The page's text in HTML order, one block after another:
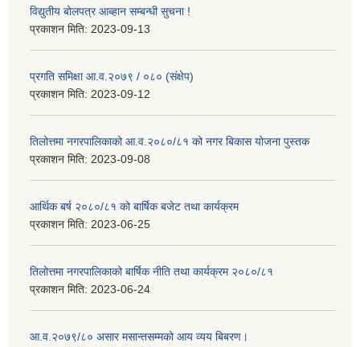
विद्युतीय बोलपत्र आब्हान सम्बन्धी सुचना !
प्रकाशन मिति: 2023-09-13
प्रगति समिक्षा आ.व.२०७९ / ०८० (संक्षेप)
प्रकाशन मिति: 2023-09-12
तिलोत्तमा नगरपालिकाको आ.व.२०८०/८१ को नगर बिकास योजना पुस्तक
प्रकाशन मिति: 2023-09-08
आर्थिक बर्ष २०८०/८१ को बार्षिक बजेट तथा कार्यक्रम
प्रकाशन मिति: 2023-06-25
तिलोत्तमा नगरपालिकाको बार्षिक नीति तथा कार्यक्रम २०८०/८१
प्रकाशन मिति: 2023-06-24
आ.व.२०७९/८० असार मसान्तसम्मको आय व्यय बिबरण।